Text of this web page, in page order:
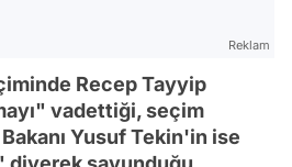
Reklam
Recep Tayyip
vadettiği, seçim
Yusuf Tekin'in ise